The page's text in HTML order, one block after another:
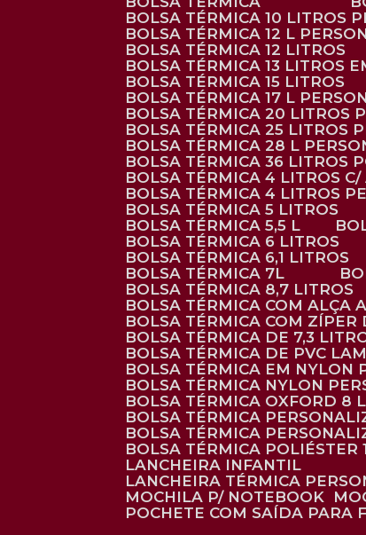
BOLSA TÉRMICA 10 LITROS
BOLSA TÉRMICA 12 L
BOLSA TÉRMICA 12 LITROS
BOLSA TÉRMICA 13 LITROS
BOLSA TÉRMICA 15 LITROS
BOLSA TÉRMICA 17 L
BOLSA TÉRMICA 20 LITROS
BOLSA TÉRMICA 25 LITROS
BOLSA TÉRMICA 28 L
BOLSA TÉRMICA 36 LITROS
BOLSA TÉRMICA 4 LITROS
BOLSA TÉRMICA 4 LITROS
BOLSA TÉRMICA 5 LITROS
BOLSA TÉRMICA 5,5 L
BOLSA TÉRMICA 6 LITROS
BOLSA TÉRMICA 6,1 LITROS
BOLSA TÉRMICA 7L
BOLSA TÉRMICA 8,7 LITROS
BOLSA TÉRMICA COM ALÇA
BOLSA TÉRMICA COM ZÍPER
BOLSA TÉRMICA DE 7,3
BOLSA TÉRMICA DE PVC
BOLSA TÉRMICA EM NYLON
BOLSA TÉRMICA NYLON
BOLSA TÉRMICA OXFORD 8
BOLSA TÉRMICA
BOLSA TÉRMICA
BOLSA TÉRMICA POLIÉSTER
LANCHEIRA INFANTIL
LANCHEIRA TÉRMICA
MOCHILA P/ NOTEBOOK
POCHETE COM SAÍDA PARA